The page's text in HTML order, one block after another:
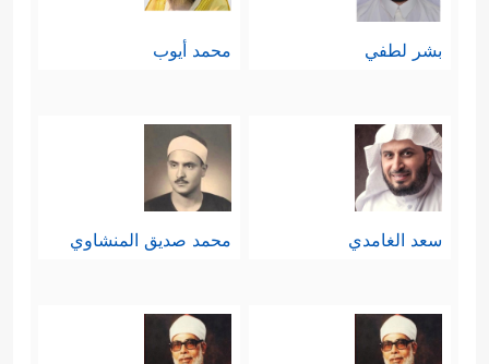
بشر لطفي محمد أيوب
سعد الغامدي محمد صديق المنشاوي